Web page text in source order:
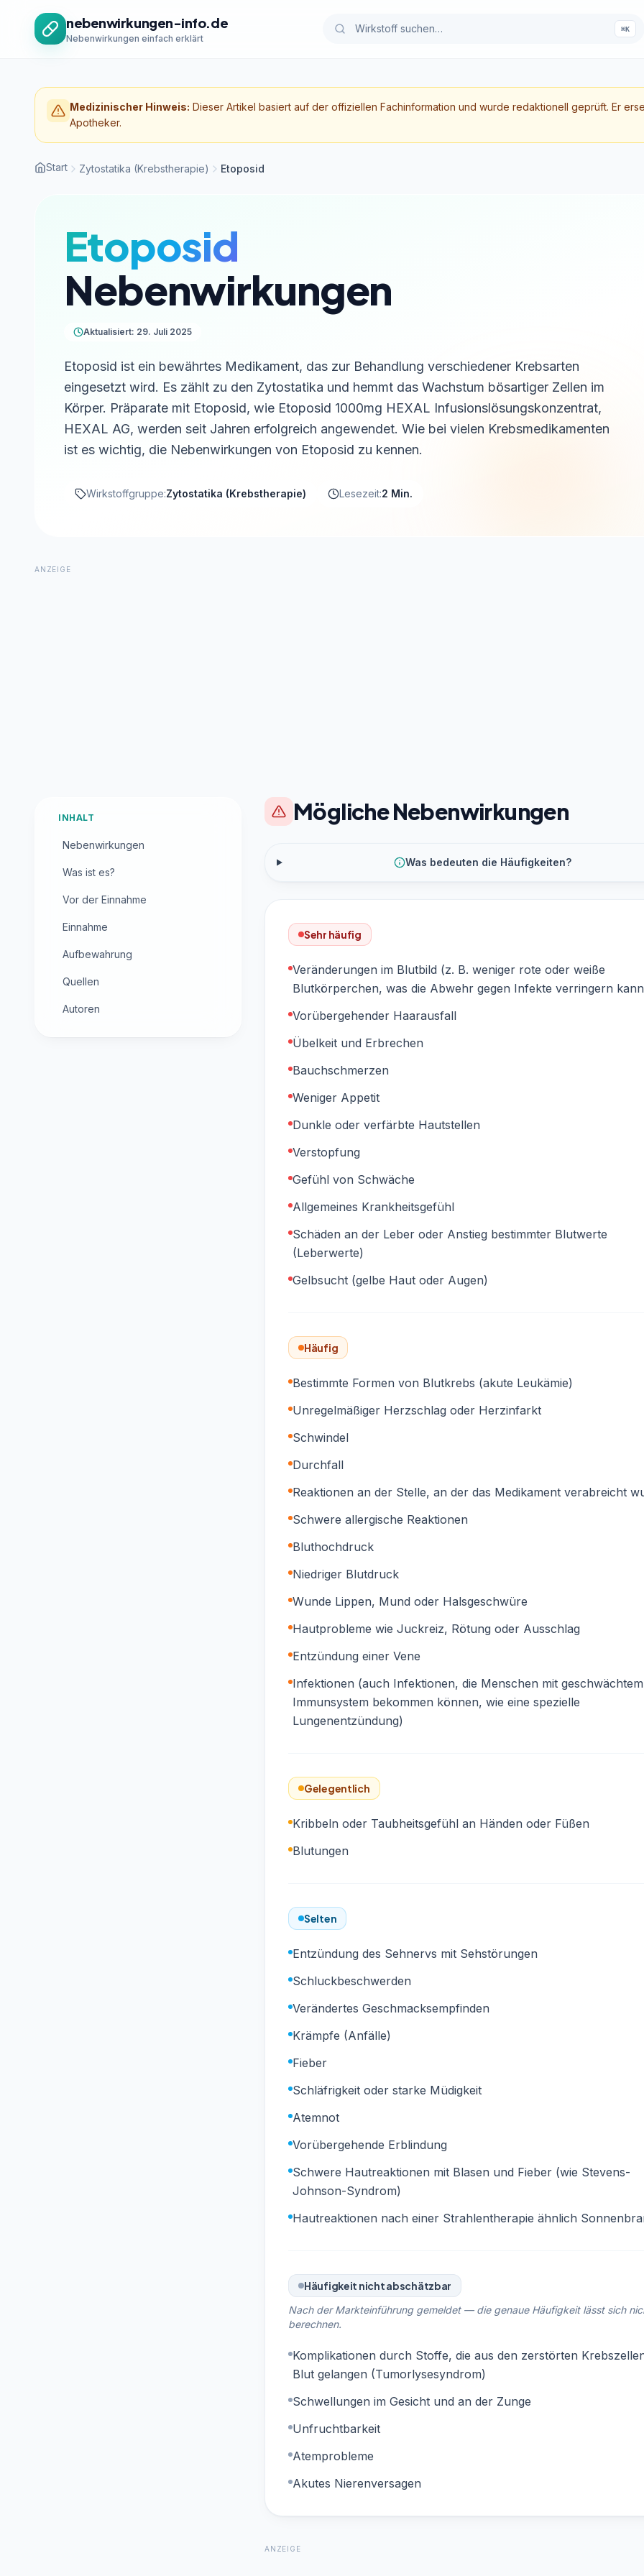
nebenwirkungen-info.de
Nebenwirkungen einfach erklärt
⌘K
Medizinischer Hinweis: Dieser Artikel basiert auf der offiziellen Fachinformation und wurde redaktionell geprüft. Er
Apotheker.
Start Zytostatika (Krebstherapie) Etoposid
Etoposid
Nebenwirkungen
Aktualisiert: 29. Juli 2025
Etoposid ist ein bewährtes Medikament, das zur Behandlung verschiedener Krebsarten
eingesetzt wird. Es zählt zu den Zytostatika und hemmt das Wachstum bösartiger Zellen im
Körper. Präparate mit Etoposid, wie Etoposid 1000mg HEXAL Infusionslösungskonzentrat,
HEXAL AG, werden seit Jahren erfolgreich angewendet. Wie bei vielen Krebsmedikamenten
ist es wichtig, die Nebenwirkungen von Etoposid zu kennen.
Wirkstoffgruppe:Zytostatika (Krebstherapie) Lesezeit:2 Min.
ANZEIGE
INHALT
Nebenwirkungen
Was ist es?
Vor der Einnahme
Einnahme
Aufbewahrung
Quellen
Autoren
Mögliche Nebenwirkungen
Was bedeuten die Häufigkeiten?
Sehr häufig
Veränderungen im Blutbild (z. B. weniger rote oder weiße
Blutkörperchen, was die Abwehr gegen Infekte verringern
Vorübergehender Haarausfall
Übelkeit und Erbrechen
Bauchschmerzen
Weniger Appetit
Dunkle oder verfärbte Hautstellen
Verstopfung
Gefühl von Schwäche
Allgemeines Krankheitsgefühl
Schäden an der Leber oder Anstieg bestimmter Blutwerte
(Leberwerte)
Gelbsucht (gelbe Haut oder Augen)
Häufig
Bestimmte Formen von Blutkrebs (akute Leukämie)
Unregelmäßiger Herzschlag oder Herzinfarkt
Schwindel
Durchfall
Reaktionen an der Stelle, an der das Medikament verabreicht
Schwere allergische Reaktionen
Bluthochdruck
Niedriger Blutdruck
Wunde Lippen, Mund oder Halsgeschwüre
Hautprobleme wie Juckreiz, Rötung oder Ausschlag
Entzündung einer Vene
Infektionen (auch Infektionen, die Menschen mit geschwächtem
Immunsystem bekommen können, wie eine spezielle
Lungenentzündung)
Gelegentlich
Kribbeln oder Taubheitsgefühl an Händen oder Füßen
Blutungen
Selten
Entzündung des Sehnervs mit Sehstörungen
Schluckbeschwerden
Verändertes Geschmacksempfinden
Krämpfe (Anfälle)
Fieber
Schläfrigkeit oder starke Müdigkeit
Atemnot
Vorübergehende Erblindung
Schwere Hautreaktionen mit Blasen und Fieber (wie Stevens-
Johnson-Syndrom)
Hautreaktionen nach einer Strahlentherapie ähnlich
Häufigkeit nicht abschätzbar
Nach der Markteinführung gemeldet — die genaue Häufigkeit lässt sich
berechnen.
Komplikationen durch Stoffe, die aus den zerstörten
Blut gelangen (Tumorlysesyndrom)
Schwellungen im Gesicht und an der Zunge
Unfruchtbarkeit
Atemprobleme
Akutes Nierenversagen
ANZEIGE